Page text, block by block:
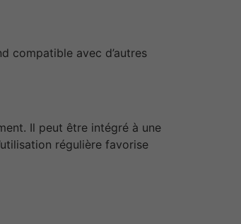
compatible avec d’autres
Il peut être intégré à une
régulière favorise